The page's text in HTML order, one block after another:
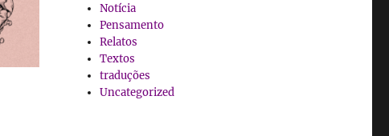
Notícia
Pensamento
Relatos
Textos
traduções
Uncategorized